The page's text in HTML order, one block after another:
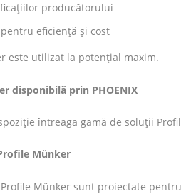
producătorului
eficiență și cost
este utilizat la potențial maxim.
disponibilă prin PHOENIX
întreaga gamă de soluții
Münker
Münker sunt proiectate